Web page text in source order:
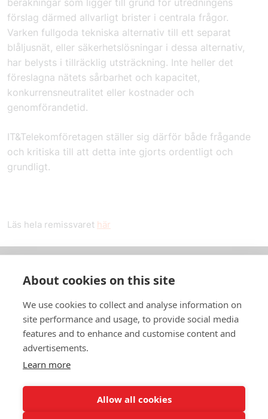
beräkningar som ligger till grund för utredningens
förslag därmed allvarligt brister i centrala frågor.
Varken fullgoda tekniska alternativ till ett separat
blåljusnät, eller säkerhetslösningar i dessa alternativ,
har belysts i tillräcklig utsträckning. Inte heller det
föreslagna nätets sårbarhet och kapacitet,
konkurrensneutralitet eller kostnader och
genomförandetid.
IT&Telekomföretagen ställer sig därför både frågande
och kritiska till att detta inte gjorts ordentligt och
grundligt.
Läs hela remissvaret här
In English
Standardavtal
Snabblänkar
About cookies on this site
We use cookies to collect and analyse information on
site performance and usage, to provide social media
features and to enhance and customise content and
advertisements.
Learn more
Allow all cookies